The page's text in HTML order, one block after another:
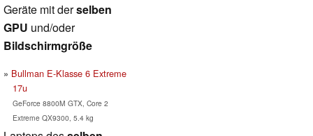
Geräte mit derselben
GPU und/oder
Bildschirmgröße
Bullman E-Klasse 6 Extreme
17u
GeForce 8800M GTX, Core 2
Extreme QX9300, 5.4 kg